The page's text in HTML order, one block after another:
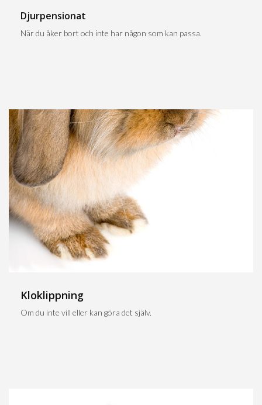
Djurpensionat
När du åker bort och inte har någon som kan passa.
Kloklippning
Om du inte vill eller kan göra det själv.